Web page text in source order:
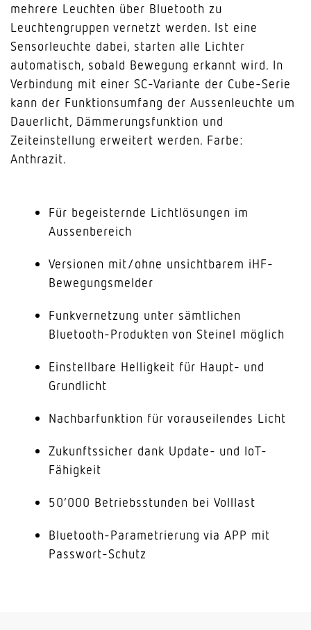
mehrere Leuchten über Bluetooth zu
Leuchtengruppen vernetzt werden. Ist eine
Sensorleuchte dabei, starten alle Lichter
automatisch, sobald Bewegung erkannt wird. In
Verbindung mit einer SC-Variante der Cube-Serie
kann der Funktionsumfang der Aussenleuchte um
Dauerlicht, Dämmerungsfunktion und
Zeiteinstellung erweitert werden. Farbe:
Anthrazit.
Für begeisternde Lichtlösungen im
Aussenbereich
Versionen mit/ohne unsichtbarem iHF-
Bewegungsmelder
Funkvernetzung unter sämtlichen
Bluetooth-Produkten von Steinel möglich
Einstellbare Helligkeit für Haupt- und
Grundlicht
Nachbarfunktion für vorauseilendes Licht
Zukunftssicher dank Update- und IoT-
Fähigkeit
50’000 Betriebsstunden bei Volllast
Bluetooth-Parametrierung via APP mit
Passwort-Schutz